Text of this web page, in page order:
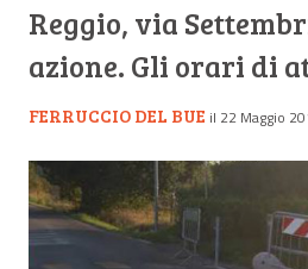
Reggio, via
azione. Gli orari di
FERRUCCIO DEL BUE il 22 Maggio